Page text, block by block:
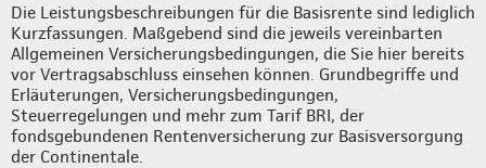
Die Leistungsbeschreibungen für die Basisrente sind lediglich
Kurzfassungen. Maßgebend sind die jeweils vereinbarten
Allgemeinen Versicherungsbedingungen, die Sie hier bereits
vor Vertragsabschluss einsehen können. Grundbegriffe und
Erläuterungen, Versicherungsbedingungen,
Steuerregelungen und mehr zum Tarif BRI, der
fondsgebundenen Rentenversicherung zur Basisversorgung
der Continentale.